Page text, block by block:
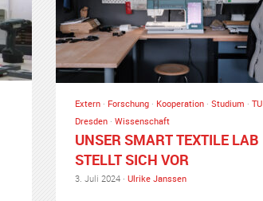
Extern· Forschung· Kooperation· Studium · TU
Dresden· Wissenschaft
UNSER SMART TEXTILE LAB
STELLT SICH VOR
3. Juli 2024 · Ulrike Janssen